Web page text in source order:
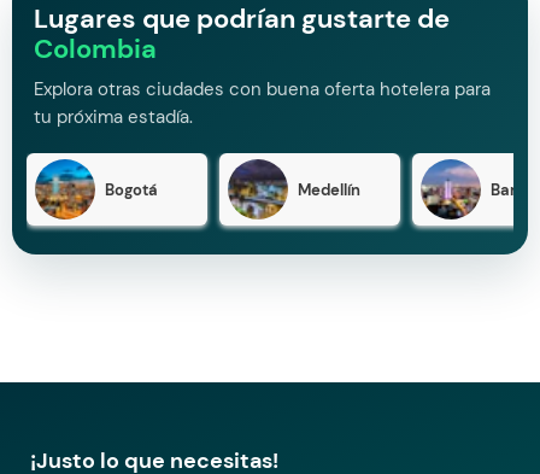
Lugares que podrían gustarte de
Colombia
Explora otras ciudades con buena oferta hotelera para
tu próxima estadía.
Bogotá Medellín
¡Justo lo que necesitas!